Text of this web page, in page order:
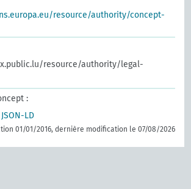
resource/authority/concept-
resource/authority/legal-
:
JSON-LD
01/01/2016, dernière modification le 07/08/2026